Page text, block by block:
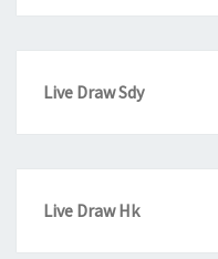
Live Draw Sdy
Live Draw Hk